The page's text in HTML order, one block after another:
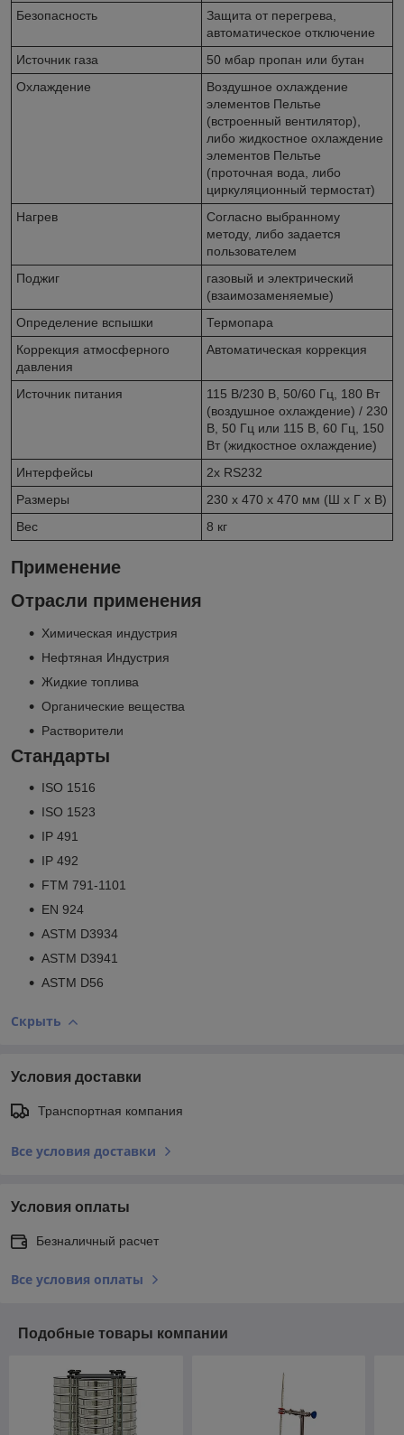
Безопасность
Защита от перегрева,
автоматическое отключение
Источник газа
50 мбар пропан или бутан
Охлаждение
Воздушное охлаждение
элементов Пельтье
(встроенный вентилятор),
либо жидкостное охлаждение
элементов Пельтье
(проточная вода, либо
циркуляционный термостат)
Нагрев
Согласно выбранному
методу, либо задается
пользователем
Поджиг
газовый и электрический
(взаимозаменяемые)
Определение вспышки
Термопара
Коррекция атмосферного
давления
Автоматическая коррекция
Источник питания
115 В/230 В, 50/60 Гц, 180 Вт
(воздушное охлаждение) / 230
В, 50 Гц или 115 В, 60 Гц, 150
Вт (жидкостное охлаждение)
Интерфейсы
2x RS232
Размеры
230 x 470 x 470 мм (Ш x Г x В)
Вес
8 кг
Применение
Отрасли применения
Химическая индустрия
Нефтяная Индустрия
Жидкие топлива
Органические вещества
Растворители
Стандарты
ISO 1516
ISO 1523
IP 491
IP 492
FTM 791-1101
EN 924
ASTM D3934
ASTM D3941
ASTM D56
Скрыть
Условия доставки
Транспортная компания
Все условия доставки
Условия оплаты
Безналичный расчет
Все условия оплаты
Подобные товары компании